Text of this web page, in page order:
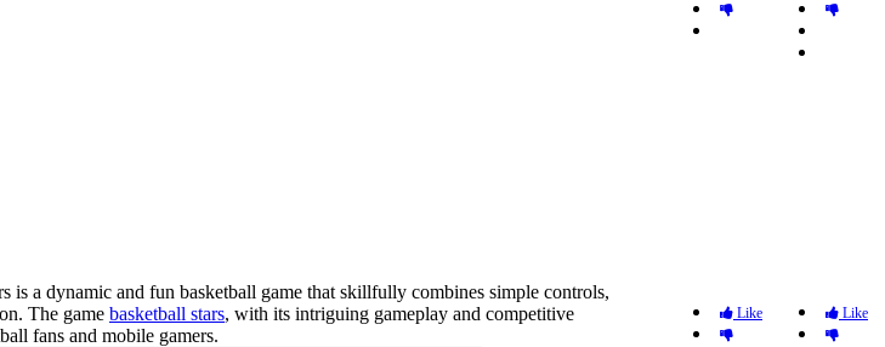
Like
Like
is a dynamic and fun basketball game that skillfully combines simple controls,
The game basketball stars, with its intriguing gameplay and competitive
fans and mobile gamers.